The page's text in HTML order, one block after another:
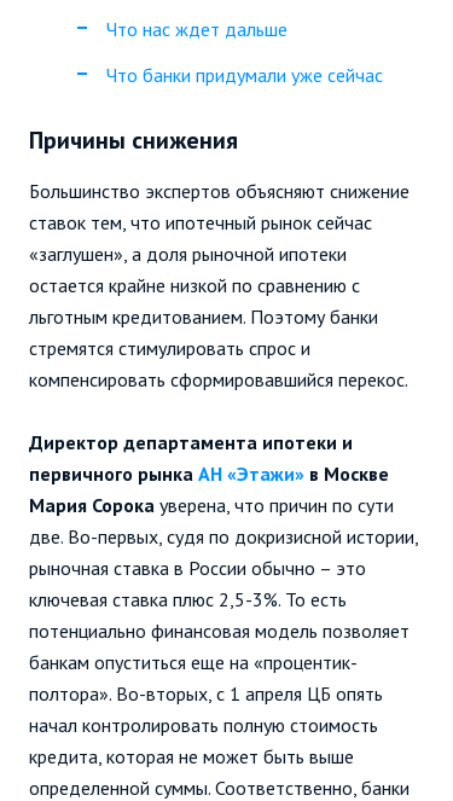
Что нас ждет дальше
Что банки придумали уже сейчас
Причины снижения
Большинство экспертов объясняют снижение
ставок тем, что ипотечный рынок сейчас
«заглушен», а доля рыночной ипотеки
остается крайне низкой по сравнению с
льготным кредитованием. Поэтому банки
стремятся стимулировать спрос и
компенсировать сформировавшийся перекос.
Директор департамента ипотеки и
первичного рынка АН «Этажи» в Москве
Мария Сорока уверена, что причин по сути
две. Во-первых, судя по докризисной истории,
рыночная ставка в России обычно – это
ключевая ставка плюс 2,5-3%. То есть
потенциально финансовая модель позволяет
банкам опуститься еще на «процентик-
полтора». Во-вторых, с 1 апреля ЦБ опять
начал контролировать полную стоимость
кредита, которая не может быть выше
определенной суммы. Соответственно, банки